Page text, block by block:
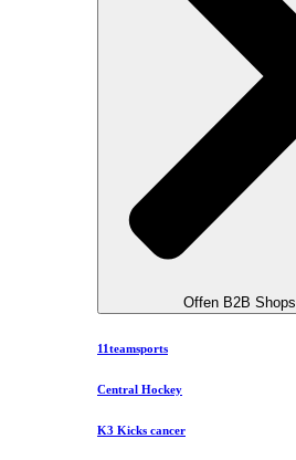
Offen B2B Shops
11teamsports
Central Hockey
K3 Kicks cancer